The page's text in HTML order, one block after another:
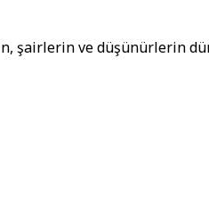
şairlerin ve düşünürlerin